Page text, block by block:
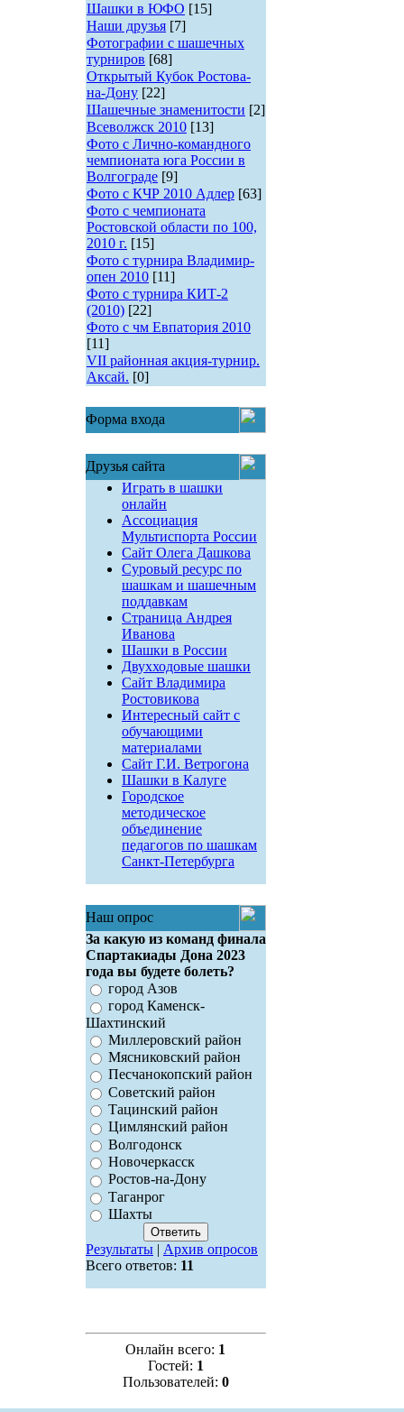
Шашки в ЮФО [15]
Наши друзья [7]
Фотографии с шашечных
турниров [68]
Открытый Кубок Ростова-
на-Дону [22]
Шашечные знаменитости [2]
Всеволжск 2010 [13]
Фото с Лично-командного
чемпионата юга России в
Волгограде [9]
Фото с КЧР 2010 Адлер [63]
Фото с чемпионата
Ростовской области по 100,
2010 г. [15]
Фото с турнира Владимир-
опен 2010 [11]
Фото с турнира КИТ-2
(2010) [22]
Фото с чм Евпатория 2010
[11]
VII районная акция-турнир.
Аксай. [0]
Форма входа
Друзья сайта
Играть в шашки
онлайн
Ассоциация
Мультиспорта России
Сайт Олега Дашкова
Суровый ресурс по
шашкам и шашечным
поддавкам
Страница Андрея
Иванова
Шашки в России
Двухходовые шашки
Сайт Владимира
Ростовикова
Интересный сайт с
обучающими
материалами
Сайт Г.И. Ветрогона
Шашки в Калуге
Городское
методическое
объединение
педагогов по шашкам
Санкт-Петербурга
Наш опрос
За какую из команд финала
Спартакиады Дона 2023
года вы будете болеть?
город Азов
город Каменск-
Шахтинский
Миллеровский район
Мясниковский район
Песчанокопский район
Советский район
Тацинский район
Цимлянский район
Волгодонск
Новочеркасск
Ростов-на-Дону
Таганрог
Шахты
Результаты| Архив опросов
Всего ответов: 11
Онлайн всего: 1
Гостей: 1
Пользователей: 0